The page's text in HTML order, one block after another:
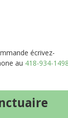
écrivez-
au 418-934-